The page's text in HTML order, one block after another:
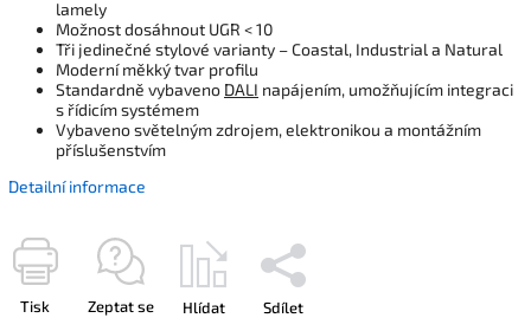
lamely
Možnost dosáhnout UGR < 10
Tři jedinečné stylové varianty – Coastal, Industrial a Natural
Moderní měkký tvar profilu
Standardně vybaveno DALI napájením, umožňujícím integraci
s řídicím systémem
Vybaveno světelným zdrojem, elektronikou a montážním
příslušenstvím
Detailní informace
Tisk Zeptat se Hlídat Sdílet